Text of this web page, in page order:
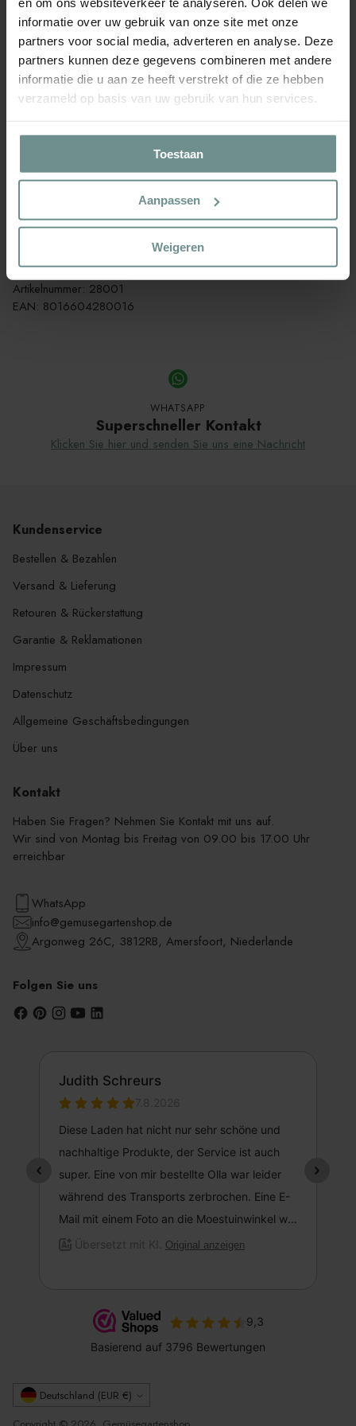
informatie over uw gebruik van onze site met onze
partners voor social media, adverteren en analyse. Deze
partners kunnen deze gegevens combineren met andere
informatie die u aan ze heeft verstrekt of die ze hebben
verzameld op basis van uw gebruik van hun services.
Toestaan
Aanpassen
Weigeren
1x Lochstanzer (Punze) für Rohre (28026)
1x Kleiner Filter (28027)
1x Doppelte Kupplung (innen) (28029)
ungefähr eine Stunde.
Das System kann auch vollständig automatisiert werden, indem
Sie es mit einem optionalen Bewässerungsregler kombinieren;
dieser ist nicht im Set enthalten.
Marke: Stocker
Artikelnummer: 28001
EAN: 8016604280016
WHATSAPP
Superschneller Kontakt
Klicken Sie hier und senden Sie uns eine Nachricht
Kundenservice
Bestellen & Bezahlen
Versand & Lieferung
Retouren & Rückerstattung
Garantie & Reklamationen
Impressum
Datenschutz
Allgemeine Geschäftsbedingungen
Über uns
Kontakt
Haben Sie Fragen? Nehmen Sie Kontakt mit uns auf.
Wir sind von Montag bis Freitag von 09.00 bis 17.00 Uhr
erreichbar
WhatsApp
info@gemusegartenshop.de
Argonweg 26C, 3812RB, Amersfoort, Niederlande
Folgen Sie uns
Währung
Deutschland (EUR €)